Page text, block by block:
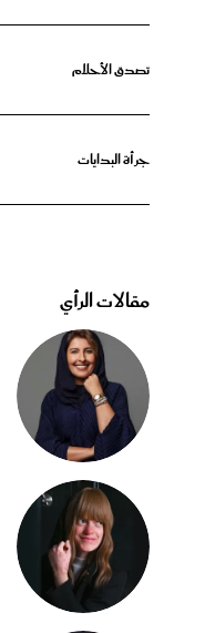
تصدق الأحلام
جرأة البدايات
مقالات الرأي